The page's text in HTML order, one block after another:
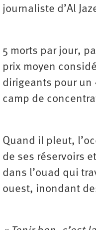
journaliste d’Al
5 morts par jour,
prix moyen
dirigeants pour un
camp de
Quand il pleut,
de ses réservoirs
dans l’ouad qui
ouest, inondant